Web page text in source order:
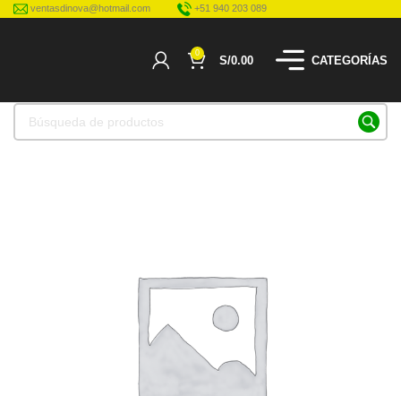
ventasdinova@hotmail.com +51 940 203 089
0
S/0.00 CATEGORÍAS